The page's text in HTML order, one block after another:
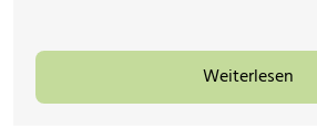
Weiterlesen